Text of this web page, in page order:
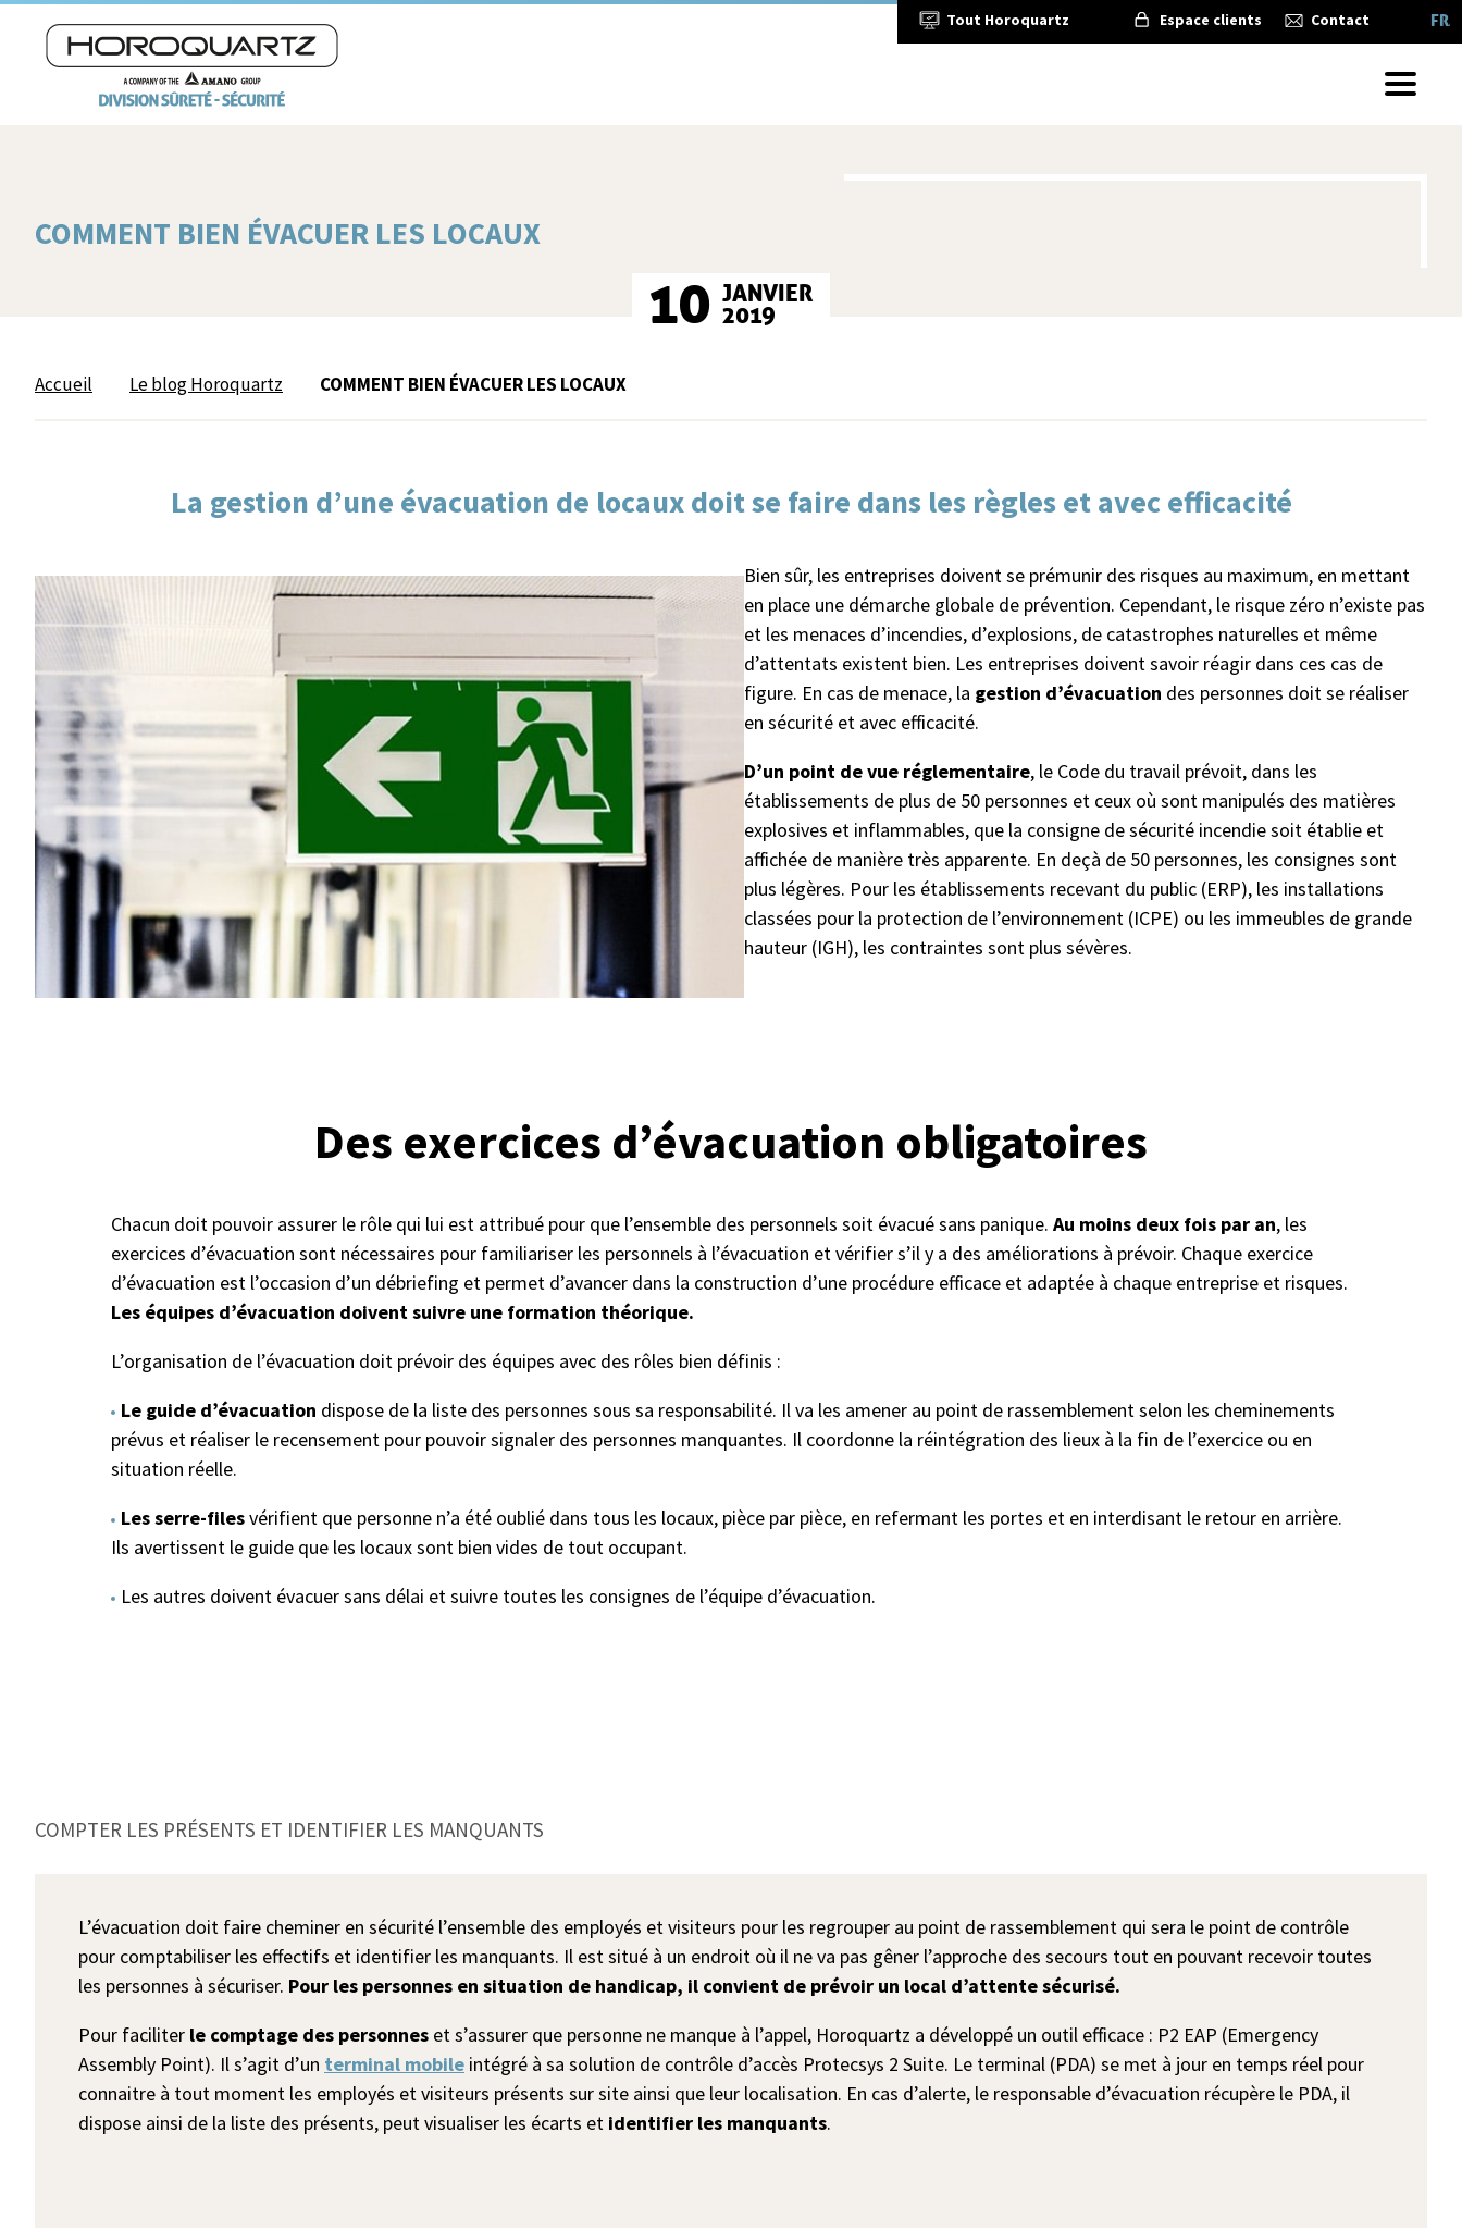
Tout Horoquartz Espace clients Contact
COMMENT BIEN ÉVACUER LES LOCAUX
10 JANVIER
2019
Accueil Le blog Horoquartz COMMENT BIEN ÉVACUER LES LOCAUX
La gestion d’une évacuation de locaux doit se faire dans les règles et avec efficacité
Bien sûr, les entreprises doivent se prémunir des risques au maximum, en mettant
en place une démarche globale de prévention. Cependant, le risque zéro n’existe pas
et les menaces d’incendies, d’explosions, de catastrophes naturelles et même
d’attentats existent bien. Les entreprises doivent savoir réagir dans ces cas de
figure. En cas de menace, la gestion d’évacuation des personnes doit se réaliser
en sécurité et avec efficacité.
D’un point de vue réglementaire, le Code du travail prévoit, dans les
établissements de plus de 50 personnes et ceux où sont manipulés des matières
explosives et inflammables, que la consigne de sécurité incendie soit établie et
affichée de manière très apparente. En deçà de 50 personnes, les consignes sont
plus légères. Pour les établissements recevant du public (ERP), les installations
classées pour la protection de l’environnement (ICPE) ou les immeubles de grande
hauteur (IGH), les contraintes sont plus sévères.
Des exercices d’évacuation obligatoires
Chacun doit pouvoir assurer le rôle qui lui est attribué pour que l’ensemble des personnels soit évacué sans panique. Au moins deux fois par an, les
exercices d’évacuation sont nécessaires pour familiariser les personnels à l’évacuation et vérifier s’il y a des améliorations à prévoir. Chaque exercice
d’évacuation est l’occasion d’un débriefing et permet d’avancer dans la construction d’une procédure efficace et adaptée à chaque entreprise et risques.
Les équipes d’évacuation doivent suivre une formation théorique.
L’organisation de l’évacuation doit prévoir des équipes avec des rôles bien définis :
Le guide d’évacuation dispose de la liste des personnes sous sa responsabilité. Il va les amener au point de rassemblement selon les cheminements
prévus et réaliser le recensement pour pouvoir signaler des personnes manquantes. Il coordonne la réintégration des lieux à la fin de l’exercice ou en
situation réelle.
Les serre-filesvérifient que personne n’a été oublié dans tous les locaux, pièce par pièce, en refermant les portes et en interdisant le retour en arrière.
Ils avertissent le guide que les locaux sont bien vides de tout occupant.
Les autres doivent évacuer sans délai et suivre toutes les consignes de l’équipe d’évacuation.
COMPTER LES PRÉSENTS ET IDENTIFIER LES MANQUANTS
L’évacuation doit faire cheminer en sécurité l’ensemble des employés et visiteurs pour les regrouper au point de rassemblement qui sera le point de contrôle
pour comptabiliser les effectifs et identifier les manquants. Il est situé à un endroit où il ne va pas gêner l’approche des secours tout en pouvant recevoir toutes
les personnes à sécuriser. Pour les personnes en situation de handicap, il convient de prévoir un local d’attente sécurisé.
Pour faciliter le comptage des personnes et s’assurer que personne ne manque à l’appel, Horoquartz a développé un outil efficace : P2 EAP (Emergency
Assembly Point). Il s’agit d’un terminal mobile intégré à sa solution de contrôle d’accès Protecsys 2 Suite. Le terminal (PDA) se met à jour en temps réel pour
connaitre à tout moment les employés et visiteurs présents sur site ainsi que leur localisation. En cas d’alerte, le responsable d’évacuation récupère le PDA, il
dispose ainsi de la liste des présents, peut visualiser les écarts et identifier les manquants.